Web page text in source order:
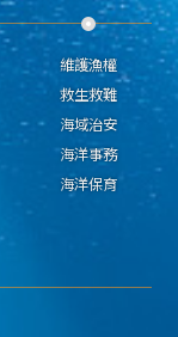
維護漁權
救生救難
海域治安
海洋事務
海洋保育